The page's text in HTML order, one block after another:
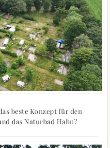
beste Konzept für den
das Naturbad Hahn?